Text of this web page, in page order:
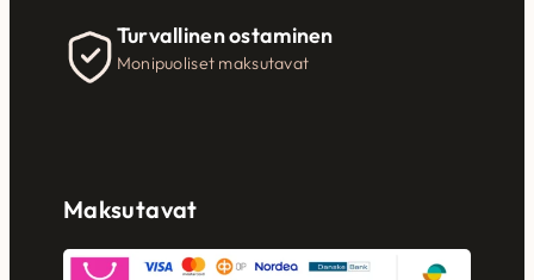
Turvallinen ostaminen
Monipuoliset maksutavat
Maksutavat